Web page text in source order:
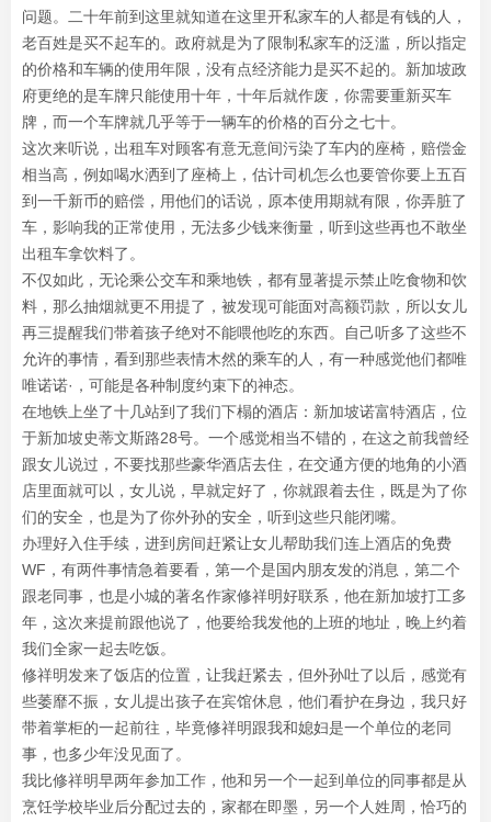
问题。二十年前到这里就知道在这里开私家车的人都是有钱的人，
老百姓是买不起车的。政府就是为了限制私家车的泛滥，所以指定
的价格和车辆的使用年限，没有点经济能力是买不起的。新加坡政
府更绝的是车牌只能使用十年，十年后就作废，你需要重新买车
牌，而一个车牌就几乎等于一辆车的价格的百分之七十。
这次来听说，出租车对顾客有意无意间污染了车内的座椅，赔偿金
相当高，例如喝水洒到了座椅上，估计司机怎么也要管你要上五百
到一千新币的赔偿，用他们的话说，原本使用期就有限，你弄脏了
车，影响我的正常使用，无法多少钱来衡量，听到这些再也不敢坐
出租车拿饮料了。
不仅如此，无论乘公交车和乘地铁，都有显著提示禁止吃食物和饮
料，那么抽烟就更不用提了，被发现可能面对高额罚款，所以女儿
再三提醒我们带着孩子绝对不能喂他吃的东西。自己听多了这些不
允许的事情，看到那些表情木然的乘车的人，有一种感觉他们都唯
唯诺诺·，可能是各种制度约束下的神态。
在地铁上坐了十几站到了我们下榻的酒店：新加坡诺富特酒店，位
于新加坡史蒂文斯路28号。一个感觉相当不错的，在这之前我曾经
跟女儿说过，不要找那些豪华酒店去住，在交通方便的地角的小酒
店里面就可以，女儿说，早就定好了，你就跟着去住，既是为了你
们的安全，也是为了你外孙的安全，听到这些只能闭嘴。
办理好入住手续，进到房间赶紧让女儿帮助我们连上酒店的免费
WF，有两件事情急着要看，第一个是国内朋友发的消息，第二个
跟老同事，也是小城的著名作家修祥明好联系，他在新加坡打工多
年，这次来提前跟他说了，他要给我发他的上班的地址，晚上约着
我们全家一起去吃饭。
修祥明发来了饭店的位置，让我赶紧去，但外孙吐了以后，感觉有
些萎靡不振，女儿提出孩子在宾馆休息，他们看护在身边，我只好
带着掌柜的一起前往，毕竟修祥明跟我和媳妇是一个单位的老同
事，也多少年没见面了。
我比修祥明早两年参加工作，他和另一个一起到单位的同事都是从
烹饪学校毕业后分配过去的，家都在即墨，另一个人姓周，恰巧的